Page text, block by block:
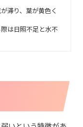
滞り、葉が黄色く
は日照不足と水不